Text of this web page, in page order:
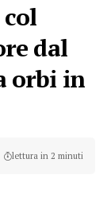
dal
orbi in
lettura in 2 minuti